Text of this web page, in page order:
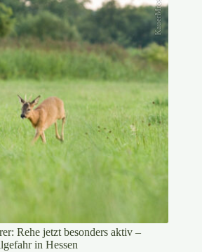
Rehe jetzt besonders aktiv –
in Hessen